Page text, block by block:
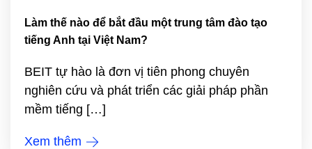
Làm thế nào để bắt đầu một trung tâm đào tạo
tiếng Anh tại Việt Nam?
BEIT tự hào là đơn vị tiên phong chuyên
nghiên cứu và phát triển các giải pháp phần
mềm tiếng […]
Xem thêm